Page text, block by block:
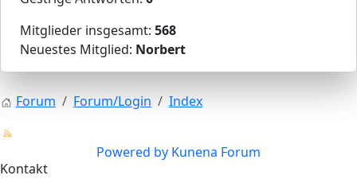
Mitglieder insgesamt: 568
Neuestes Mitglied: Norbert
Forum Forum/Login Index
Powered by Kunena Forum
Kontakt